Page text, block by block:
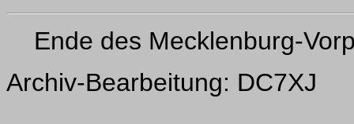
Ende des Mecklenburg-
Archiv-Bearbeitung: DC7XJ